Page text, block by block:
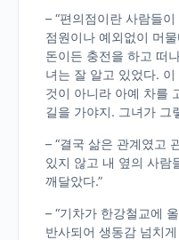
– “편의점이란 사람들
점원이나 예외없이 머
돈이든 충전을 하고 떠
녀는 잘 알고 있었다.
것이 아니라 아예 차를
길을 가야지. 그녀가 그
– “결국 삶은 관계였고
있지 않고 내 옆의 사람
깨달았다.”
– “기차가 한강철교에
반사되어 생동감 넘치